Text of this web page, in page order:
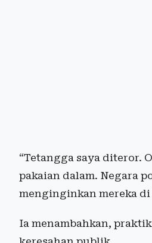
“Tetangga saya diteror.
pakaian dalam. Negara
menginginkan mereka di
Ia menambahkan,